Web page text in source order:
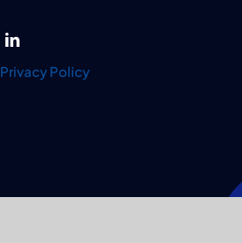
Privacy Policy